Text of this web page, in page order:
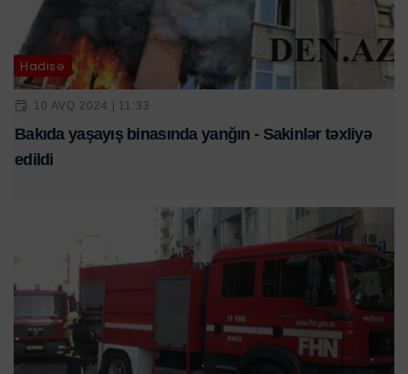
Hadisə
10 AVQ 2024 | 11:33
Bakıda yaşayış binasında yanğın - Sakinlər təxliyə
edildi